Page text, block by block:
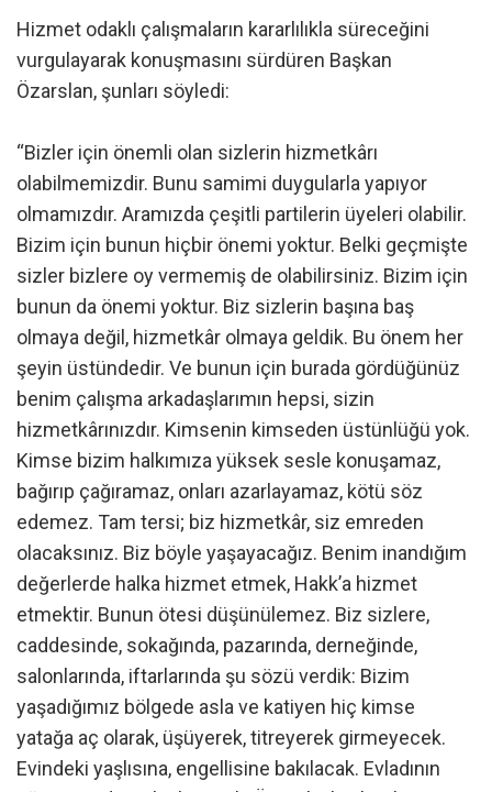
Hizmet odaklı çalışmaların kararlılıkla süreceğini
vurgulayarak konuşmasını sürdüren Başkan
Özarslan, şunları söyledi:
“Bizler için önemli olan sizlerin hizmetkârı
olabilmemizdir. Bunu samimi duygularla yapıyor
olmamızdır. Aramızda çeşitli partilerin üyeleri olabilir.
Bizim için bunun hiçbir önemi yoktur. Belki geçmişte
sizler bizlere oy vermemiş de olabilirsiniz. Bizim için
bunun da önemi yoktur. Biz sizlerin başına baş
olmaya değil, hizmetkâr olmaya geldik. Bu önem her
şeyin üstündedir. Ve bunun için burada gördüğünüz
benim çalışma arkadaşlarımın hepsi, sizin
hizmetkârınızdır. Kimsenin kimseden üstünlüğü yok.
Kimse bizim halkımıza yüksek sesle konuşamaz,
bağırıp çağıramaz, onları azarlayamaz, kötü söz
edemez. Tam tersi; biz hizmetkâr, siz emreden
olacaksınız. Biz böyle yaşayacağız. Benim inandığım
değerlerde halka hizmet etmek, Hakk’a hizmet
etmektir. Bunun ötesi düşünülemez. Biz sizlere,
caddesinde, sokağında, pazarında, derneğinde,
salonlarında, iftarlarında şu sözü verdik: Bizim
yaşadığımız bölgede asla ve katiyen hiç kimse
yatağa aç olarak, üşüyerek, titreyerek girmeyecek.
Evindeki yaşlısına, engellisine bakılacak. Evladının